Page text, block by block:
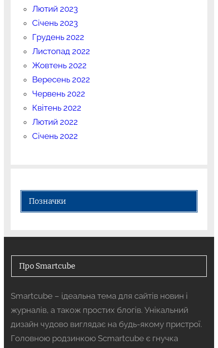
Лютий 2023
Січень 2023
Грудень 2022
Листопад 2022
Жовтень 2022
Вересень 2022
Червень 2022
Квітень 2022
Лютий 2022
Січень 2022
Позначки
Про Smartcube
Smartcube – ідеальна тема для сайтів новин і
журналів, а також простих блогів. Унікальний
дизайн чудово виглядає на будь-якому пристрої.
Головною родзинкою Scmartcube є гнучка